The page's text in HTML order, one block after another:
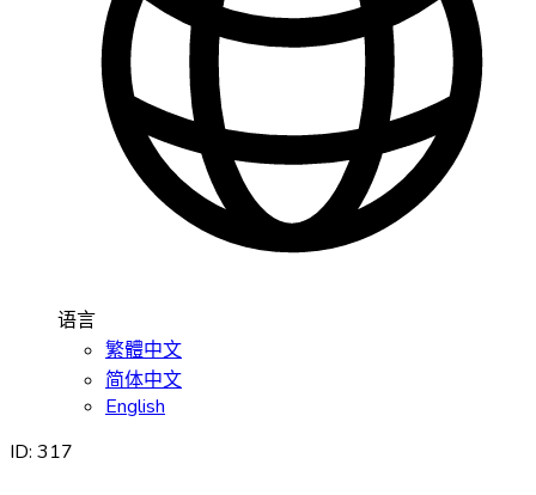
语言
繁體中文
简体中文
English
ID: 317